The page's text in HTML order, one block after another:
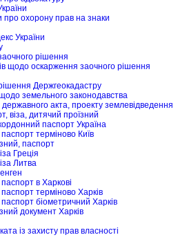
про охорону прав на знаки
України
рішення
щодо оскарження заочного рішення
Держгеокадастру
щодо земельного законодавства
акта, проекту землевідведення
віза, дитячий проїзний
паспорт Україна
терміново Київ
паспорт
Греція
Литва
в Харкові
терміново Харків
біометричний Харків
документ Харків
із захисту прав власності